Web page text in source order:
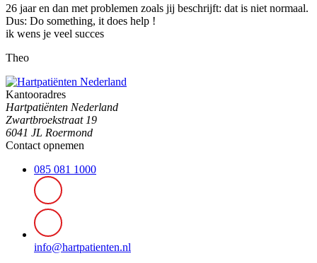
26 jaar en dan met problemen zoals jij beschrijft: dat is niet normaal.
Dus: Do something, it does help !
ik wens je veel succes
Theo
Kantooradres
Hartpatiënten Nederland
Zwartbroekstraat 19
6041 JL Roermond
Contact opnemen
085 081 1000
info@hartpatienten.nl